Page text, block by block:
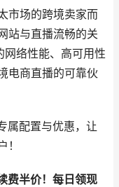
市场的跨境卖家而
站与直播流畅的关
络性能、高可用性
电商直播的可靠伙
属配置与优惠，让
费半价！每日领现